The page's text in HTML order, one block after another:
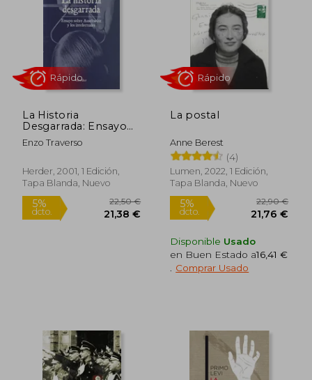
dcto. 21,76 €
Rápido
5%
dcto.
La Historia
Desgarrada: Ensayo
Sobre Auschwitz y los
Intelectuales
Enzo Traverso
Herder, 2001, 1 Edición,
Tapa Blanda, Nuevo
Rápido
La postal
Anne Berest
(4)
Lumen, 2022, 1 Edición,
Tapa Blanda, Nuevo
Rápido
Disponible Usado
en Buen Estado a16,41 €
Comprar Usado